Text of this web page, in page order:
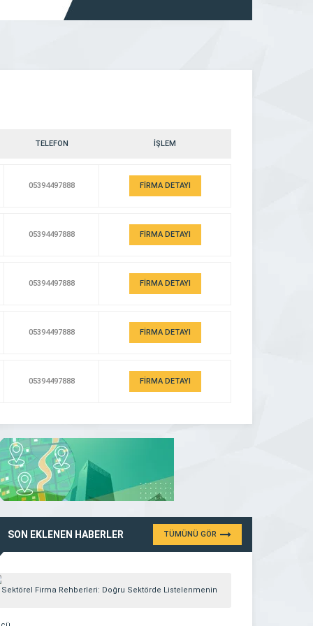
haline gelmiştir. Firmamız müşteri memnuniyetini
düşünerek uzman, eğitimli ve güler yüzlü
TELEFON İŞLEM
05394497888 FİRMA DETAYI
05394497888 FİRMA DETAYI
05394497888 FİRMA DETAYI
05394497888 FİRMA DETAYI
05394497888 FİRMA DETAYI
SON EKLENEN HABERLER TÜMÜNÜ GÖR